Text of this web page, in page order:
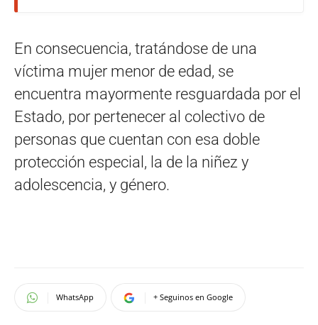
En consecuencia, tratándose de una
víctima mujer menor de edad, se
encuentra mayormente resguardada por el
Estado, por pertenecer al colectivo de
personas que cuentan con esa doble
protección especial, la de la niñez y
adolescencia, y género.
WhatsApp + Seguinos en Google